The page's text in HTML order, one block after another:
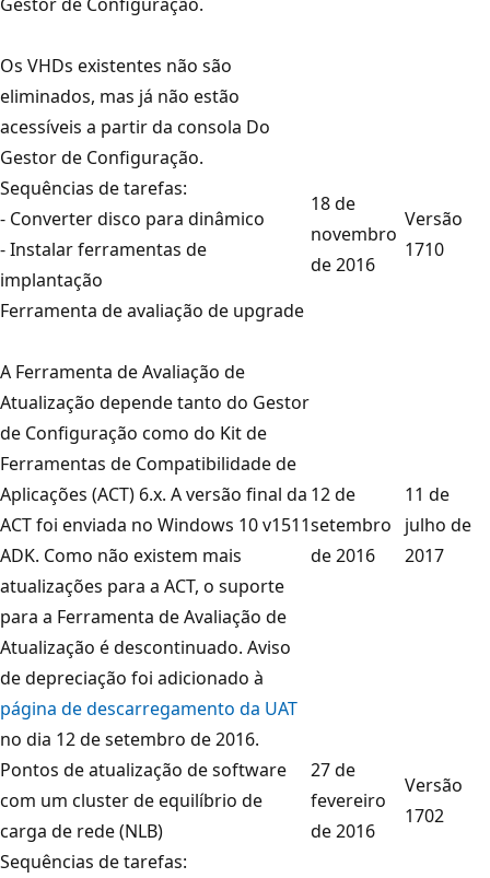
Os VHDs existentes não são
eliminados, mas já não estão
acessíveis a partir da consola Do
Gestor de Configuração.
Sequências de tarefas:
- Converter disco para dinâmico
- Instalar ferramentas de
implantação
18 de
novembro
de 2016
Versão
1710
Ferramenta de avaliação de upgrade
A Ferramenta de Avaliação de
Atualização depende tanto do Gestor
de Configuração como do Kit de
Ferramentas de Compatibilidade de
Aplicações (ACT) 6.x. A versão final da
ACT foi enviada no Windows 10 v1511
ADK. Como não existem mais
atualizações para a ACT, o suporte
para a Ferramenta de Avaliação de
Atualização é descontinuado. Aviso
de depreciação foi adicionado à
página de descarregamento da UAT
no dia 12 de setembro de 2016.
12 de
setembro
de 2016
11 de
julho de
2017
Pontos de atualização de software
com um cluster de equilíbrio de
carga de rede (NLB)
27 de
fevereiro
de 2016
Versão
1702
Sequências de tarefas: